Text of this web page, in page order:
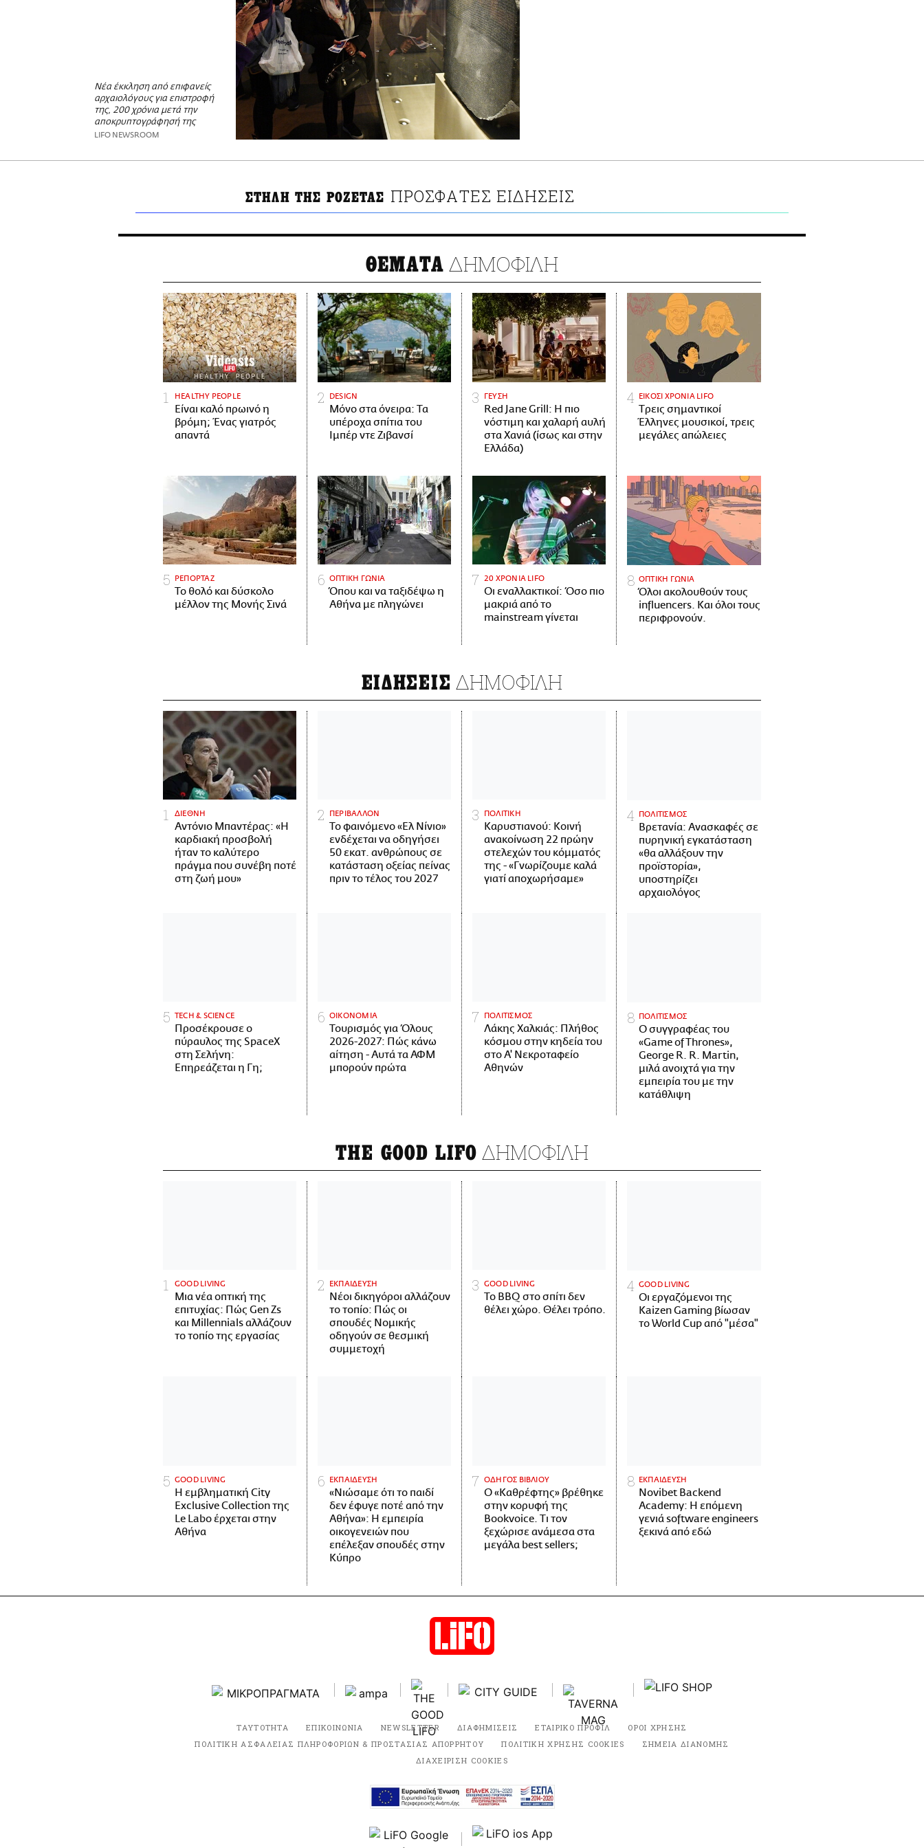
Νέα έκκληση από επιφανείς
αρχαιολόγους για επιστροφή
της, 200 χρόνια μετά την
αποκρυπτογράφησή της
LIFO NEWSROOM
ΣΤΗΛΗ ΤΗΣ ΡΟΖΕΤΑΣ ΠΡΟΣΦΑΤΕΣ ΕΙΔΗΣΕΙΣ
ΘΕΜΑΤΑ ΔΗΜΟΦΙΛΗ
HEALTHY PEOPLE
Είναι καλό πρωινό η
βρόμη; Ένας γιατρός
απαντά
DESIGN
Μόνο στα όνειρα: Τα
υπέροχα σπίτια του
Ιμπέρ ντε Ζιβανσί
ΓΕΥΣΗ
Red Jane Grill: Η πιο
νόστιμη και χαλαρή αυλή
στα Χανιά (ίσως και στην
Ελλάδα)
ΕΙΚΟΣΙ ΧΡΟΝΙΑ LIFO
Tρεις σημαντικοί
Έλληνες μουσικοί, τρεις
μεγάλες απώλειες
ΡΕΠΟΡΤΑΖ
Το θολό και δύσκολο
μέλλον της Μονής Σινά
ΟΠΤΙΚΗ ΓΩΝΙΑ
Όπου και να ταξιδέψω η
Αθήνα με πληγώνει
20 ΧΡΟΝΙΑ LIFO
Οι εναλλακτικοί: Όσο πιο
μακριά από το
mainstream γίνεται
ΟΠΤΙΚΗ ΓΩΝΙΑ
Όλοι ακολουθούν τους
influencers. Και όλοι τους
περιφρονούν.
ΕΙΔΗΣΕΙΣ ΔΗΜΟΦΙΛΗ
ΔΙΕΘΝΗ
Αντόνιο Μπαντέρας: «Η
καρδιακή προσβολή
ήταν το καλύτερο
πράγμα που συνέβη ποτέ
στη ζωή μου»
ΠΕΡΙΒΑΛΛΟΝ
Το φαινόμενο «Ελ Νίνιο»
ενδέχεται να οδηγήσει
50 εκατ. ανθρώπους σε
κατάσταση οξείας πείνας
πριν το τέλος του 2027
ΠΟΛΙΤΙΚΗ
Καρυστιανού: Κοινή
ανακοίνωση 22 πρώην
στελεχών του κόμματός
της - «Γνωρίζουμε καλά
γιατί αποχωρήσαμε»
ΠΟΛΙΤΙΣΜΟΣ
Βρετανία: Ανασκαφές σε
πυρηνική εγκατάσταση
«θα αλλάξουν την
προϊστορία»,
υποστηρίζει
αρχαιολόγος
ΤECH & SCIENCE
Προσέκρουσε ο
πύραυλος της SpaceX
στη Σελήνη:
Επηρεάζεται η Γη;
ΟΙΚΟΝΟΜΙΑ
Τουρισμός για Όλους
2026-2027: Πώς κάνω
αίτηση - Αυτά τα ΑΦΜ
μπορούν πρώτα
ΠΟΛΙΤΙΣΜΟΣ
Λάκης Χαλκιάς: Πλήθος
κόσμου στην κηδεία του
στο Α' Νεκροταφείο
Αθηνών
ΠΟΛΙΤΙΣΜΟΣ
Ο συγγραφέας του
«Game of Thrones»,
George R. R. Martin,
μιλά ανοιχτά για την
εμπειρία του με την
κατάθλιψη
THE GOOD LIFO ΔΗΜΟΦΙΛΗ
GOOD LIVING
Μια νέα οπτική της
επιτυχίας: Πώς Gen Zs
και Millennials αλλάζουν
το τοπίο της εργασίας
ΕΚΠΑΙΔΕΥΣΗ
Νέοι δικηγόροι αλλάζουν
το τοπίο: Πώς οι
σπουδές Νομικής
οδηγούν σε θεσμική
συμμετοχή
GOOD LIVING
Το BBQ στο σπίτι δεν
θέλει χώρο. Θέλει τρόπο.
GOOD LIVING
Οι εργαζόμενοι της
Kaizen Gaming βίωσαν
το World Cup από "μέσα"
GOOD LIVING
Η εμβληματική City
Exclusive Collection της
Le Labo έρχεται στην
Αθήνα
ΕΚΠΑΙΔΕΥΣΗ
«Νιώσαμε ότι το παιδί
δεν έφυγε ποτέ από την
Αθήνα»: Η εμπειρία
οικογενειών που
επέλεξαν σπουδές στην
Κύπρο
ΟΔΗΓΟΣ ΒΙΒΛΙΟΥ
Ο «Καθρέφτης» βρέθηκε
στην κορυφή της
Bookvoice. Τι τον
ξεχώρισε ανάμεσα στα
μεγάλα best sellers;
ΕΚΠΑΙΔΕΥΣΗ
Novibet Backend
Academy: Η επόμενη
γενιά software engineers
ξεκινά από εδώ
ΤΑΥΤΟΤΗΤΑ ΕΠΙΚΟΙΝΩΝΙΑ NEWSLETTER ΔΙΑΦΗΜΙΣΕΙΣ ΕΤΑΙΡΙΚΟ ΠΡΟΦΙΛ
ΟΡΟΙ ΧΡΗΣΗΣ
ΠΟΛΙΤΙΚΗ ΑΣΦΑΛΕΙΑΣ ΠΛΗΡΟΦΟΡΙΩΝ & ΠΡΟΣΤΑΣΙΑΣ ΑΠΟΡΡΗΤΟΥ
ΠΟΛΙΤΙΚΗ ΧΡΗΣΗΣ COOKIES
ΣΗΜΕΙΑ ΔΙΑΝΟΜΗΣ
ΔΙΑΧΕΙΡΙΣΗ COOKIES